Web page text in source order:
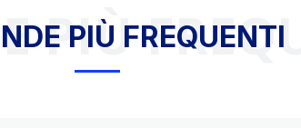
PIÙ
PIÙ FREQUENTI